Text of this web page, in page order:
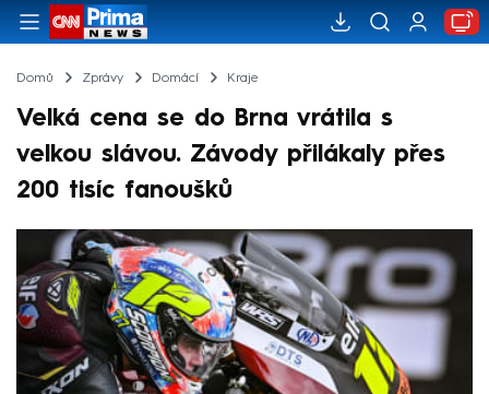
Domů Zprávy Domácí Kraje
Velká cena se do Brna vrátila s
velkou slávou. Závody přilákaly přes
200 tisíc fanoušků